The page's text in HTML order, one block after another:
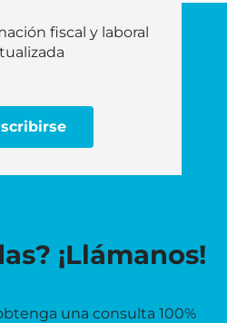
fiscal y laboral
¡Llámanos!
una consulta 100%